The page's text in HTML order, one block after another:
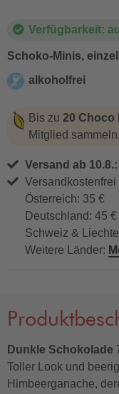
Verfügbarkeit:
Schoko-Minis,
alkoholfrei
Bis zu 20 Choco
Mitglied sammeln.
Versand ab 10.8.:
Österreich: 35 €
Deutschland: 45 €
Schweiz &
Weitere Länder:
Dunkle Schokolade
Toller Look und
Himbeerganache,